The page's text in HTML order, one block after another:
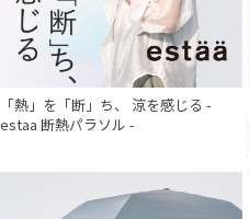
「熱」を「断」ち、 涼を感じる -
estaa 断熱パラソル -